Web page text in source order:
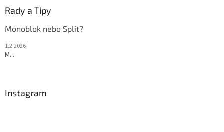
Rady a Tipy
Monoblok nebo Split?
1.2.2026
M...
Instagram